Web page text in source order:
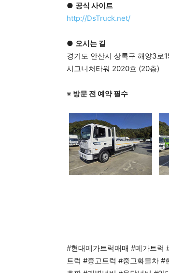
● 공식 사이트
http://DsTruck.net/
● 오시는 길
경기도 안산시 상록구 해양3로
시그니처타워 2020호 (20층)
※ 방문 전 예약 필수
#현대메가트럭매매 #메가트
트럭 #중고트럭 #중고화물차 #